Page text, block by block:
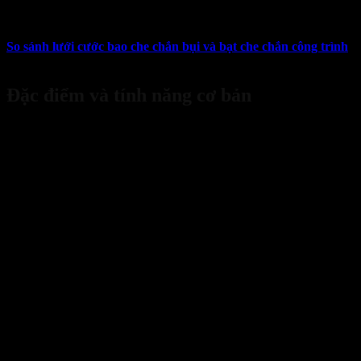
So sánh lưới cước bao che chắn bụi và bạt che chắn công trình